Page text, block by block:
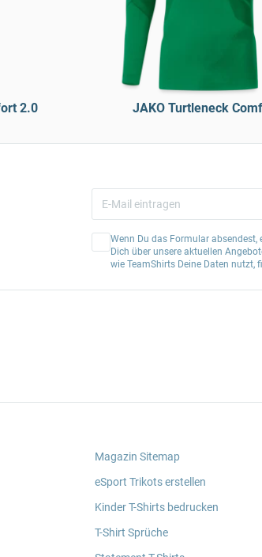
2.0 JAKO Turtleneck
Wenn Du das Formular absendest,
Dich über unsere aktuellen
wie TeamShirts Deine Daten nutzt,
Magazin Sitemap
eSport Trikots erstellen
Kinder T-Shirts bedrucken
T-Shirt Sprüche